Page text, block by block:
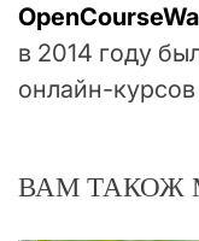
в 2014 году
онлайн-курсов
ВАМ ТАКОЖ